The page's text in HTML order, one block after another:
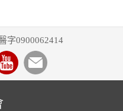
字0900062414